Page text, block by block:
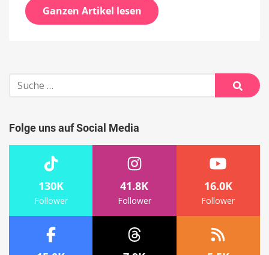
Ganzen Artikel lesen
Suche
nach:
Suche
Folge uns auf Social Media
130K
Follower
41.8K
Follower
16.0K
Follower